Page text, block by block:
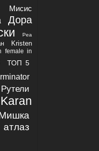
Мисис
Дора
Реа
Kristen
female in
ТОП 5
атлаз